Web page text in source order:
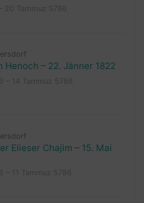
Henoch – 22. Jänner 1822
Elieser Chajim – 15. Mai